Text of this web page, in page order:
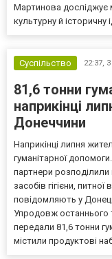
Мартинова досліджує
культурну й історичну
Суспільство 22:37,
81,6 тонни
наприкінці
Донеччини
Наприкінці липня
гуманітарної
партнери розподілили
засобів гігієни,
повідомляють у
Упродовж останнього
передали 81,6 тонни
містили продуктові